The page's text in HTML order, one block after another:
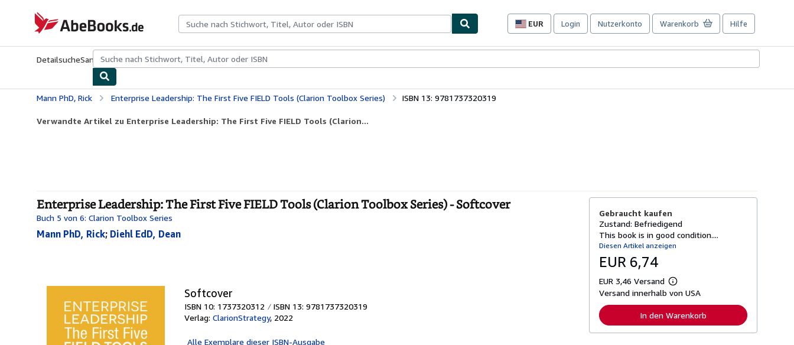
AbeBooks.de
EUR
Seite
Einkaufseinstellungen.
Login Nutzerkonto Warenkorb Hilfe
DetailsucheSammlungenAntiquarische BücherKunst & Sammlerstücke
Mann PhD, Rick Enterprise Leadership: The First Five FIELD Tools (Clarion Toolbox Series) ISBN 13: 9781737320319
Verwandte Artikel zu Enterprise Leadership: The First Five FIELD Tools (Clarion...
Enterprise Leadership: The First Five FIELD Tools (Clarion Toolbox Series) - Softcover
Buch 5 von 6: Clarion Toolbox Series
Mann PhD, Rick; Diehl EdD, Dean
Softcover
ISBN 10: 1737320312
ISBN 13: 9781737320319
Verlag: ClarionStrategy, 2022
Alle Exemplare dieser ISBN-Ausgabe
Gebraucht kaufen
Zustand: Befriedigend
This book is in good condition....
Diesen Artikel anzeigen
EUR 6,74
EUR 3,46 Versand
W
e
t
e
Versand innerhalb von USA
In den Warenkorb